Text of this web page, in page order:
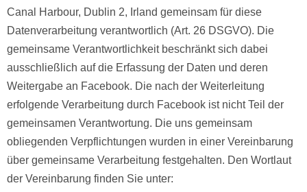
Canal Harbour, Dublin 2, Irland gemeinsam für diese
Datenverarbeitung verantwortlich (Art. 26 DSGVO). Die
gemeinsame Verantwortlichkeit beschränkt sich dabei
ausschließlich auf die Erfassung der Daten und deren
Weitergabe an Facebook. Die nach der Weiterleitung
erfolgende Verarbeitung durch Facebook ist nicht Teil der
gemeinsamen Verantwortung. Die uns gemeinsam
obliegenden Verpflichtungen wurden in einer Vereinbarung
über gemeinsame Verarbeitung festgehalten. Den Wortlaut
der Vereinbarung finden Sie unter: